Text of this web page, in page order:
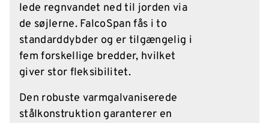
lede regnvandet ned til jorden via
de søjlerne. FalcoSpan fås i to
standarddybder og er tilgængelig i
fem forskellige bredder, hvilket
giver stor fleksibilitet.
Den robuste varmgalvaniserede
stålkonstruktion garanterer en